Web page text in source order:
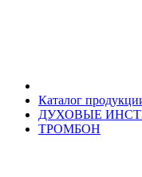
Каталог
ДУХОВЫЕ
ТРОМБОН